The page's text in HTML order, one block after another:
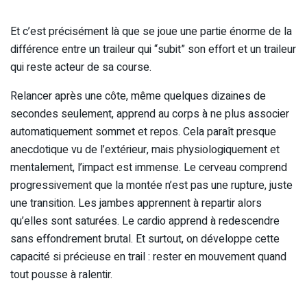
Et c’est précisément là que se joue une partie énorme de la
différence entre un traileur qui “subit” son effort et un traileur
qui reste acteur de sa course.
Relancer après une côte, même quelques dizaines de
secondes seulement, apprend au corps à ne plus associer
automatiquement sommet et repos. Cela paraît presque
anecdotique vu de l’extérieur, mais physiologiquement et
mentalement, l’impact est immense. Le cerveau comprend
progressivement que la montée n’est pas une rupture, juste
une transition. Les jambes apprennent à repartir alors
qu’elles sont saturées. Le cardio apprend à redescendre
sans effondrement brutal. Et surtout, on développe cette
capacité si précieuse en trail : rester en mouvement quand
tout pousse à ralentir.